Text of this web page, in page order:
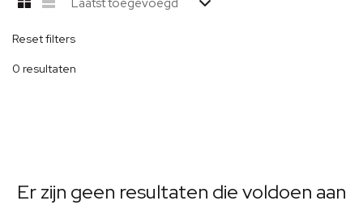
Reset filters
0 resultaten
Er zijn geen resultaten die voldoen aan